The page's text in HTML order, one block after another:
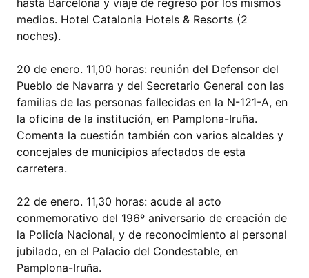
hasta Barcelona y viaje de regreso por los mismos
medios. Hotel Catalonia Hotels & Resorts (2
noches).
20 de enero. 11,00 horas: reunión del Defensor del
Pueblo de Navarra y del Secretario General con las
familias de las personas fallecidas en la N-121-A, en
la oficina de la institución, en Pamplona-Iruña.
Comenta la cuestión también con varios alcaldes y
concejales de municipios afectados de esta
carretera.
22 de enero. 11,30 horas: acude al acto
conmemorativo del 196º aniversario de creación de
la Policía Nacional, y de reconocimiento al personal
jubilado, en el Palacio del Condestable, en
Pamplona-Iruña.